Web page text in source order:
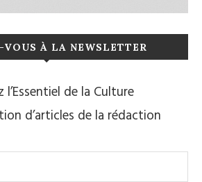
VOUS À LA NEWSLETTER
l’Essentiel de la Culture
d’articles de la rédaction